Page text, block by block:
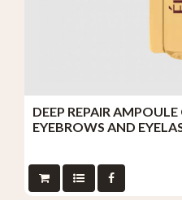
DEEP REPAIR
EYEBROWS AND